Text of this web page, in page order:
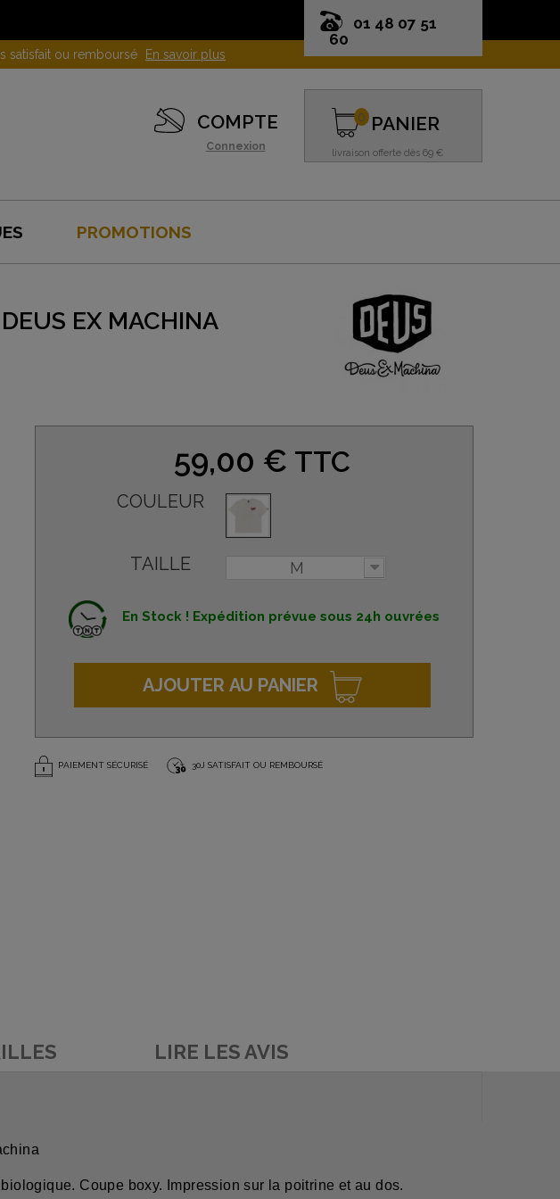
01 48 07 51
60
! En savoir plus
COMPTE
Connexion
PANIER
livraison offerte dès 69 €
0
PROMOTIONS
EX MACHINA
59,00 € TTC
COULEUR
TAILLE M
En Stock ! Expédition prévue sous 24h ouvrées
AJOUTER AU PANIER
PAIEMENT SÉCURISÉ 30J SATISFAIT OU REMBOURSÉ
LIRE LES AVIS
Coupe boxy. Impression sur la poitrine et au dos.